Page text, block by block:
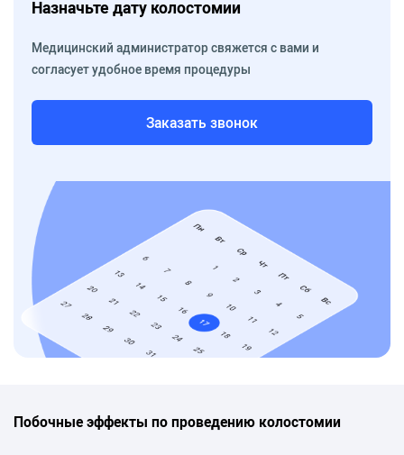
Назначьте дату колостомии
Медицинский администратор свяжется с вами и
согласует удобное время процедуры
Заказать звонок
Побочные эффекты по проведению колостомии